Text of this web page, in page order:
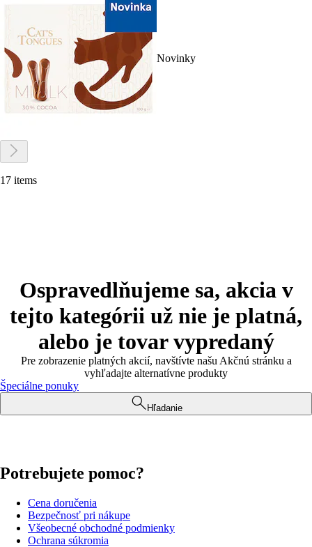
Novinky
17 items
Ospravedlňujeme sa, akcia v
tejto kategórii už nie je platná,
alebo je tovar vypredaný
Pre zobrazenie platných akcií, navštívte našu Akčnú stránku a
vyhľadajte alternatívne produkty
Špeciálne ponuky
Hľadanie
Potrebujete pomoc?
Cena doručenia
Bezpečnosť pri nákupe
Všeobecné obchodné podmienky
Ochrana súkromia